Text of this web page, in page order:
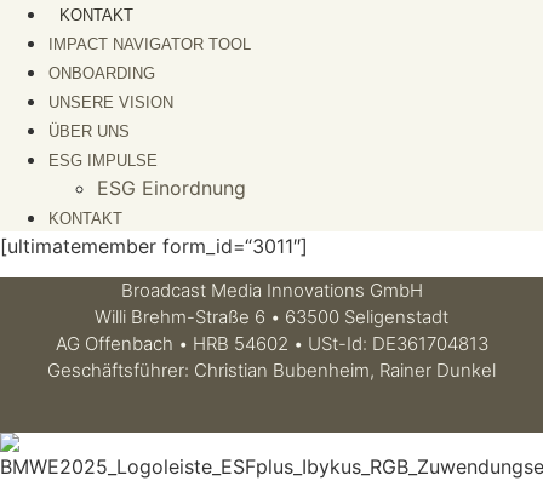
KONTAKT
IMPACT NAVIGATOR TOOL
ONBOARDING
UNSERE VISION
ÜBER UNS
ESG IMPULSE
ESG Einordnung
KONTAKT
[ultimatemember form_id=“3011″]
Broadcast Media Innovations GmbH
Willi Brehm-Straße 6 • 63500 Seligenstadt
AG Offenbach • HRB 54602 • USt-Id: DE361704813
Geschäftsführer: Christian Bubenheim, Rainer Dunkel